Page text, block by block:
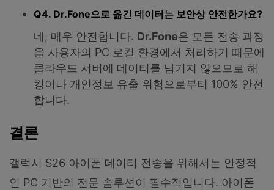
Q4. Dr.Fone으로 옮긴 데이터는 보안상 안전한가요?
네, 매우 안전합니다. Dr.Fone은 모든 전송 과정
을 사용자의 PC 로컬 환경에서 처리하기 때문에
클라우드 서버에 데이터를 남기지 않으므로 해
킹이나 개인정보 유출 위험으로부터 100% 안전
합니다.
결론
갤럭시 S26 아이폰 데이터 전송을 위해서는 안정적
인 PC 기반의 전문 솔루션이 필수적입니다. 아이폰